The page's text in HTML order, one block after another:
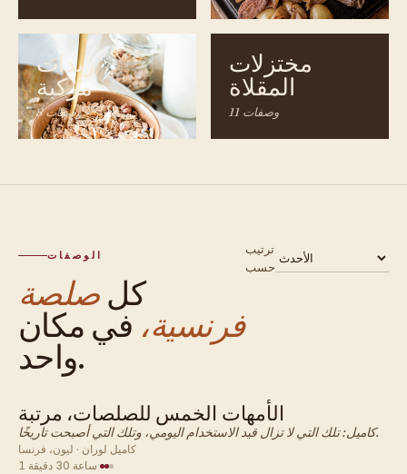
زبدات
مركبة
8 وصفات
مختزلات
المقلاة
11 وصفات
الوصفات
كل صلصة
فرنسية، في مكان
واحد.
ترتيب
حسب
فرنسي · صلصة
الأمهات الخمس للصلصات، مرتبة
كاميل: تلك التي لا تزال قيد الاستخدام اليومي، وتلك التي أصبحت تاريخًا.
كاميل لوران · ليون، فرنسا
1 ساعة 30 دقيقة·